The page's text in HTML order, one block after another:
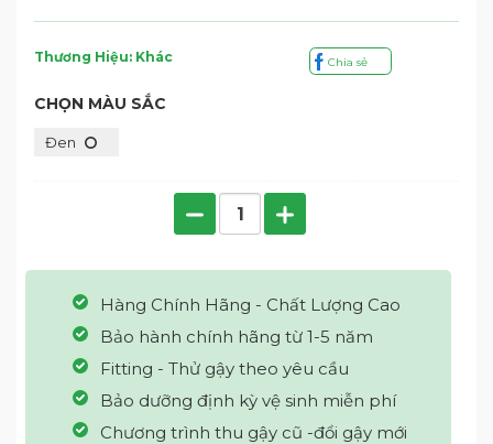
Thương Hiệu: Khác Chia sẻ
CHỌN MÀU SẮC
Đen
Hàng Chính Hãng - Chất Lượng Cao
Bảo hành chính hãng từ 1-5 năm
Fitting - Thử gậy theo yêu cầu
Bảo dưỡng định kỳ vệ sinh miễn phí
Chương trình thu gậy cũ -đổi gậy mới